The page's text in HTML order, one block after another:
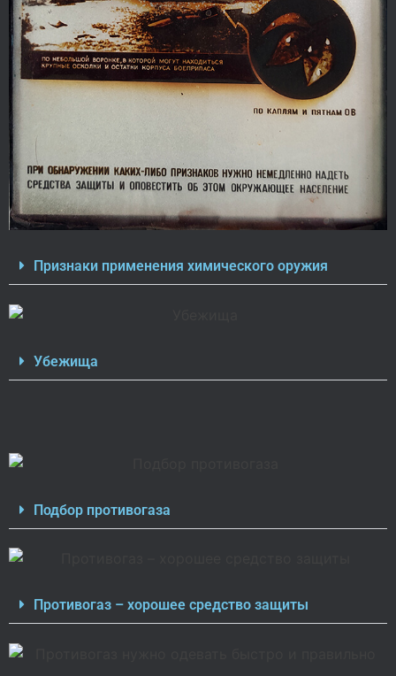
Признаки применения химического оружия
Убежища
Подбор противогаза
Противогаз – хорошее средство защиты